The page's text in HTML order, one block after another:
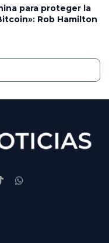
para proteger la
Rob Hamilton